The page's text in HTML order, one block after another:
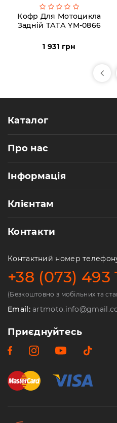
Кофр Для Мотоцикла
Задній ТАТА YM-0866
1 931 грн
Каталог
Про нас
Інформація
Клієнтам
Контакти
Контактний номер
+38 (073) 493
(Безкоштовно з мобільних та
Email:
Приєднуйтесь